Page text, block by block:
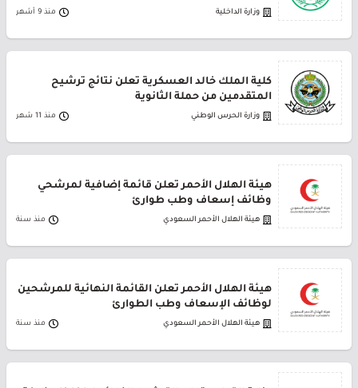
وزارة الداخلية منذ 9 أشهر
كلية الملك خالد العسكرية تعلن نتائج ترشيح
المتقدمين من حملة الثانوية
وزارة الحرس الوطني منذ 11 شهر
هيئة الهلال الأحمر تعلن قائمة إضافية لمرشحي
وظائف إسعاف وطب طوارئ
هيئة الهلال الأحمر السعودي منذ سنة
هيئة الهلال الأحمر تعلن القائمة النهائية للمرشحين
لوظائف الإسعاف وطب الطوارئ
هيئة الهلال الأحمر السعودي منذ سنة